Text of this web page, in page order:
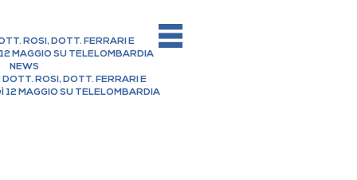
ROSI, DOTT. FERRARI E
MAGGIO SU TELELOMBARDIA
NEWS
ROSI, DOTT. FERRARI E
12 MAGGIO SU TELELOMBARDIA